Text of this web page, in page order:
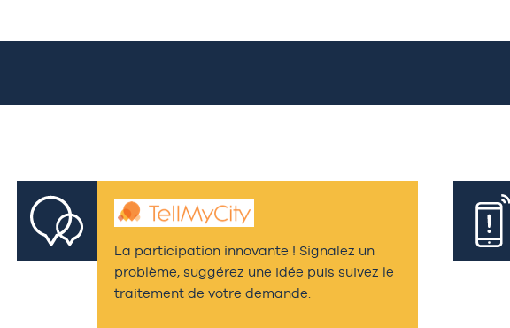
La participation innovante ! Signalez un
problème, suggérez une idée puis suivez le
traitement de votre demande.